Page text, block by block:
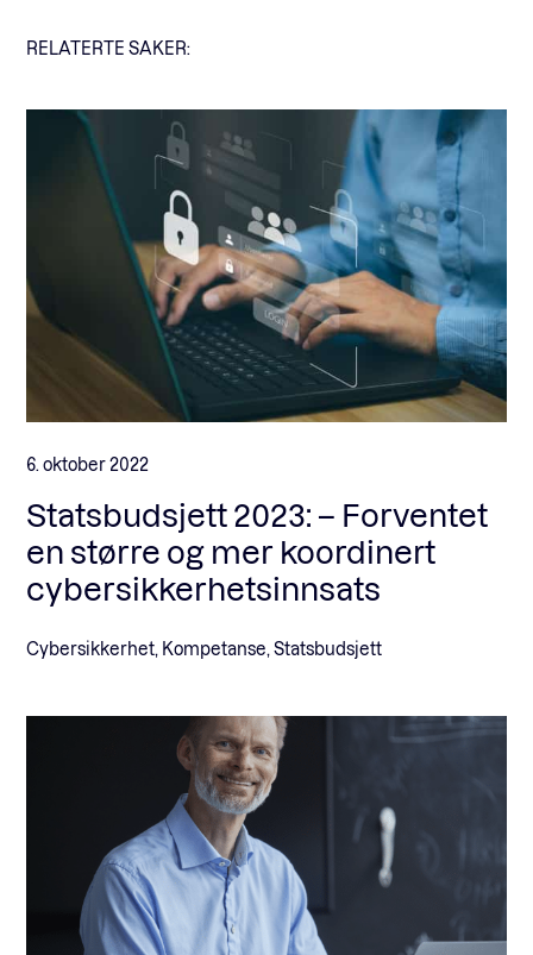
RELATERTE SAKER:
6. oktober 2022
Statsbudsjett 2023: – Forventet
en større og mer koordinert
cybersikkerhetsinnsats
Cybersikkerhet, Kompetanse, Statsbudsjett